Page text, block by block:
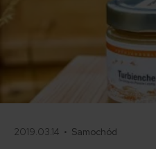
2019.03.14 • Samochód